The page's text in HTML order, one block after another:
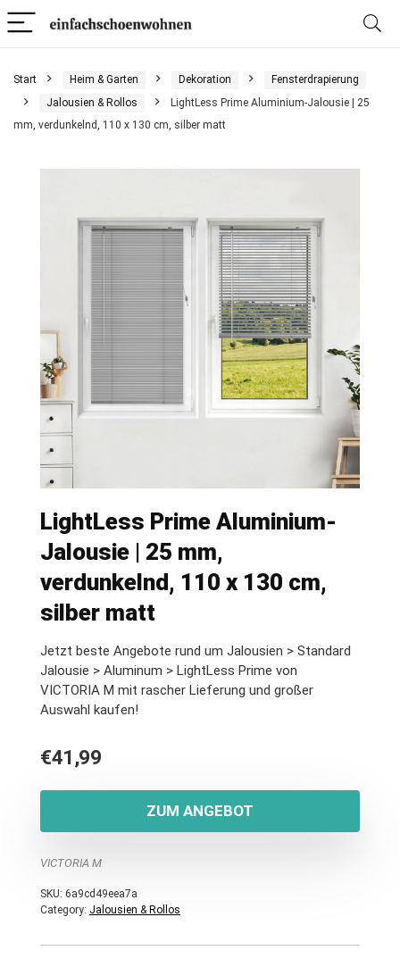
Start Heim & Garten Dekoration
Fensterdrapierung
Jalousien & Rollos
LightLess Prime Aluminium-Jalousie | 25
mm, verdunkelnd, 110 x 130 cm, silber matt
LightLess Prime Aluminium-
Jalousie | 25 mm,
verdunkelnd, 110 x 130 cm,
silber matt
Jetzt beste Angebote rund um Jalousien > Standard
Jalousie > Aluminum > LightLess Prime von
VICTORIA M mit rascher Lieferung und großer
Auswahl kaufen!
€41,99
ZUM ANGEBOT
VICTORIA M
SKU: 6a9cd49eea7a
Category: Jalousien & Rollos